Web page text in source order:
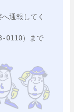
通報してく
）まで